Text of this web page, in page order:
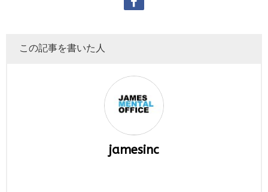
この記事を書いた人
jamesinc